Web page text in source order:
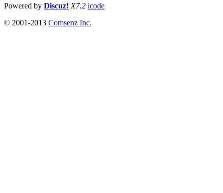
Powered by Discuz! X7.2 icode
© 2001-2013 Comsenz Inc.